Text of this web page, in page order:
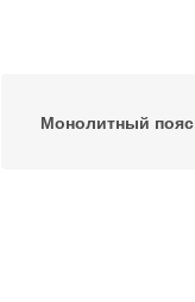
Монолитный пояс